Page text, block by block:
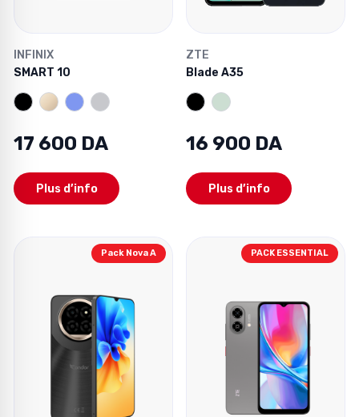
INFINIX
SMART 10
17 600 DA
Plus d’info
ZTE
Blade A35
16 900 DA
Plus d’info
Pack Nova A PACK ESSENTIAL